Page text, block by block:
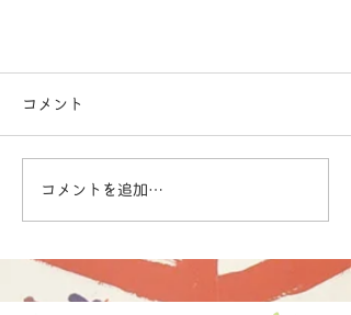
コメント
コメントを追加…